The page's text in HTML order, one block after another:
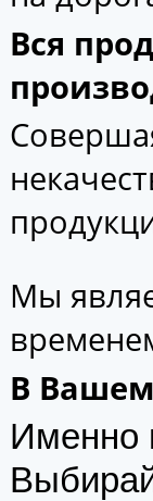
Вся
Мы
В Вашем
Именно